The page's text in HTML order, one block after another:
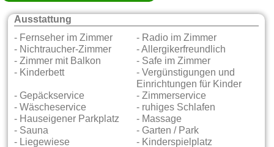
Ausstattung
- Fernseher im Zimmer
- Radio im Zimmer
- Nichtraucher-Zimmer
- Allergikerfreundlich
- Zimmer mit Balkon
- Safe im Zimmer
- Kinderbett
- Vergünstigungen und
Einrichtungen für Kinder
- Gepäckservice
- Zimmerservice
- Wäscheservice
- ruhiges Schlafen
- Hauseigener Parkplatz
- Massage
- Sauna
- Garten / Park
- Liegewiese
- Kinderspielplatz